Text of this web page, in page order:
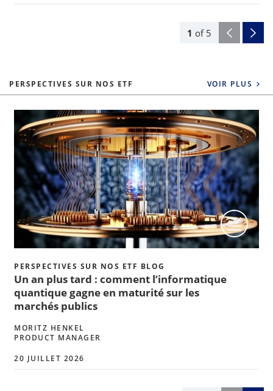
1 of 5
PERSPECTIVES SUR NOS ETF VOIR PLUS
PERSPECTIVES SUR NOS ETF BLOG
Un an plus tard : comment l’informatique
quantique gagne en maturité sur les
marchés publics
MORITZ HENKEL
PRODUCT MANAGER
20 JUILLET 2026